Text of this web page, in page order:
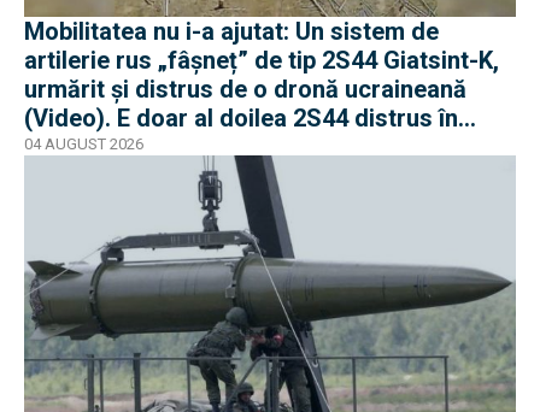
Mobilitatea nu i-a ajutat: Un sistem de
artilerie rus „fâșneț” de tip 2S44 Giatsint-K,
urmărit și distrus de o dronă ucraineană
(Video). E doar al doilea 2S44 distrus în
război
04 AUGUST 2026